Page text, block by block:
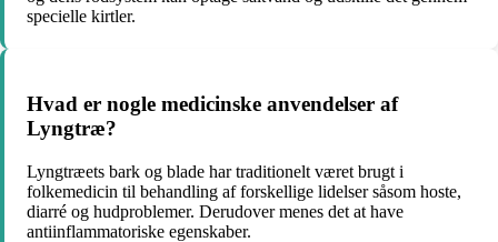
specielle kirtler.
Hvad er nogle medicinske anvendelser af
Lyngtræ?
Lyngtræets bark og blade har traditionelt været brugt i
folkemedicin til behandling af forskellige lidelser såsom hoste,
diarré og hudproblemer. Derudover menes det at have
antiinflammatoriske egenskaber.